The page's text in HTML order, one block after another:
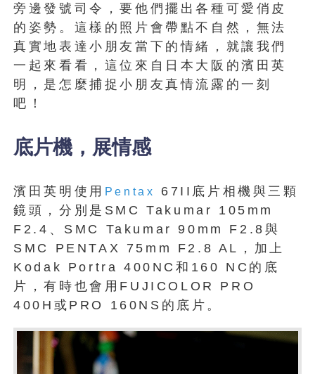
旁邊發號司令，要他們擺出各種可愛俏皮
的姿勢。這樣的照片會帶點不自然，無法
真實地表達小朋友當下的情緒，就讓我們
一起來看看，這位來自日本大阪的濱田英
明，是怎麼捕捉小朋友真情流露的一刻
吧！
底片機，展情感
濱田英明使用 Pentax
67II底片相機與三顆
鏡頭，分別是SMC Takumar 105mm
F2.4、SMC Takumar 90mm F2.8與
SMC PENTAX 75mm F2.8 AL，加上
Kodak Portra 400NC和160 NC的底
片，有時也會用FUJICOLOR PRO
400H或PRO 160NS的底片。